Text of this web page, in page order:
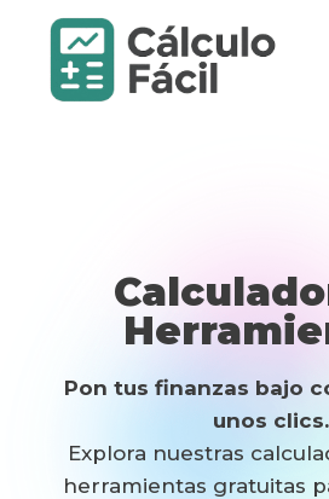
Saltar
contenido
Pon tus finanzas bajo
unos clics.
Explora nuestras
herramientas gratuitas